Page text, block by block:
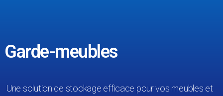
Garde-meubles
Une solution de stockage efficace pour vos meubles et